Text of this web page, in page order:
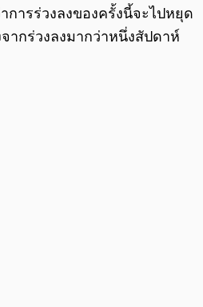
ารร่วงลงของครั้งนี้จะไปหยุด
ากร่วงลงมากว่าหนึ่งสัปดาห์